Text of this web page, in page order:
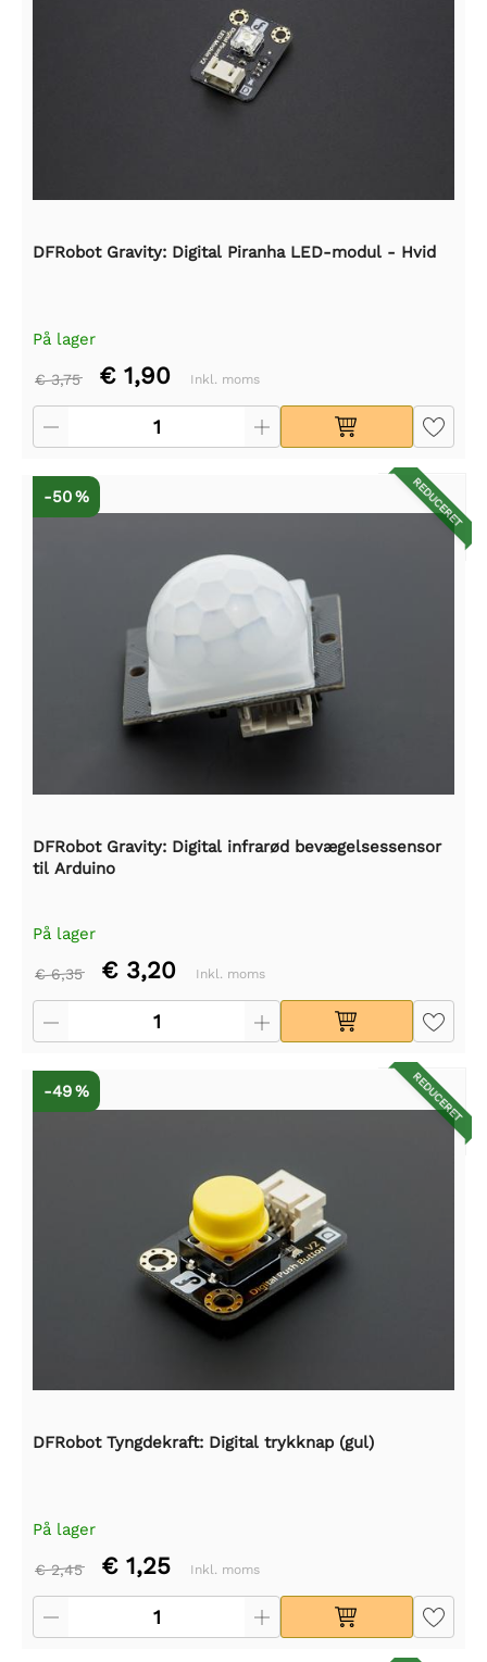
DFRobot Gravity: Digital Piranha LED-modul - Hvid
På lager
€ 3,75 € 1,90 Inkl. moms
REDUCERET
-50 %
DFRobot Gravity: Digital infrarød bevægelsessensor
til Arduino
På lager
€ 6,35 € 3,20 Inkl. moms
REDUCERET
-49 %
DFRobot Tyngdekraft: Digital trykknap (gul)
På lager
€ 2,45 € 1,25 Inkl. moms